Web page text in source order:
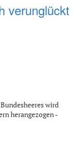
verunglückt
wird
herangezogen -